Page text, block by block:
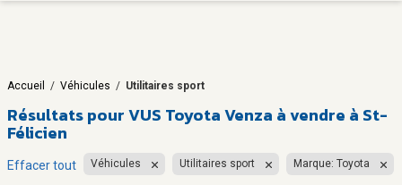
Accueil / Véhicules / Utilitaires sport
Résultats pourVUS Toyota Venza à vendre à St-
Félicien
Effacer tout Véhicules Utilitaires sport Marque: Toyota